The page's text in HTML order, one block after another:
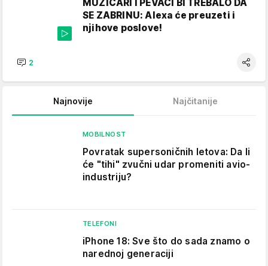
MUZIČARI I PEVAČI BI TREBALO DA
SE ZABRINU: Alexa će preuzeti i
njihove poslove!
2
Najnovije Najčitanije
MOBILNOST
Povratak supersoničnih letova: Da li
će "tihi" zvučni udar promeniti avio-
industriju?
TELEFONI
iPhone 18: Sve što do sada znamo o
narednoj generaciji